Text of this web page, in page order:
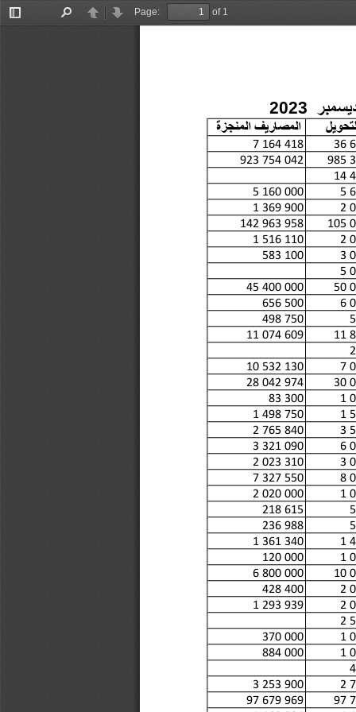
Toggle
PreviousNext
Page:
of 1
ة زجن
مل
ا في
راص
ملا لي
وح
7 164 418 36
923 754 042
985
14
5 160 000
5
1 369 900
2
142 963 958
105
1 516 110
2
583 100
3
5
45 400 000
50
656 500
6
498 750
11 074 609
11
10 532 130
7
28 042 974
30
83 300
1
1 498 750
1
2 765 840
3
3 321 090
6
2 023 310
3
7 327 550
8
2 020 000
1
218 615
236 988
1 361 340
1
120 000
1
6 800 000
10
428 400
2
1 293 939
2
2
370 000
1
884 000
1
3 253 900
2
97 679 969
97
رب
م 2023